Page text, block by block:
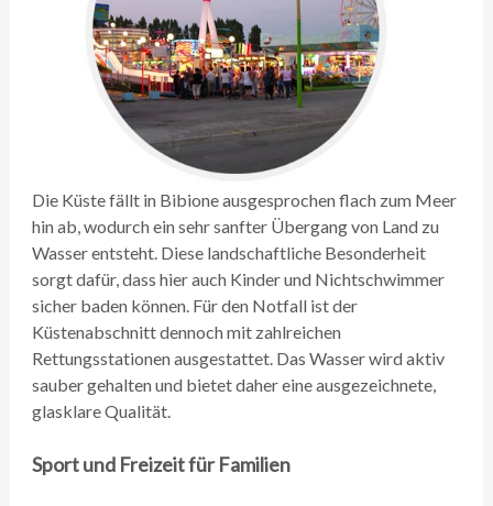
Die Küste fällt in Bibione ausgesprochen flach zum Meer
hin ab, wodurch ein sehr sanfter Übergang von Land zu
Wasser entsteht. Diese landschaftliche Besonderheit
sorgt dafür, dass hier auch Kinder und Nichtschwimmer
sicher baden können. Für den Notfall ist der
Küstenabschnitt dennoch mit zahlreichen
Rettungsstationen ausgestattet. Das Wasser wird aktiv
sauber gehalten und bietet daher eine ausgezeichnete,
glasklare Qualität.
Sport und Freizeit für Familien